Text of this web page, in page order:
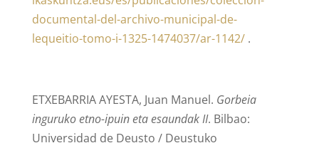
documental-del-archivo-municipal-de-
lequeitio-tomo-i-1325-1474037/ar-1142/.
ETXEBARRIA AYESTA, Juan Manuel. Gorbeia
inguruko etno-ipuin eta esaundak II. Bilbao:
Universidad de Deusto / Deustuko